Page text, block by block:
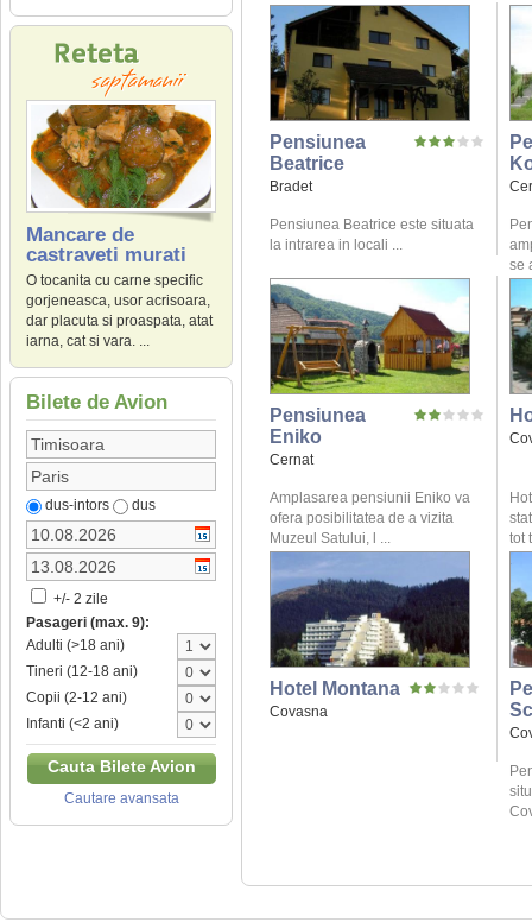
Mancare de
castraveti murati
O tocanita cu carne specific
gorjeneasca, usor acrisoara,
dar placuta si proaspata, atat
iarna, cat si vara. ...
Bilete de Avion
dus-intors dus
+/- 2 zile
Pasageri (max. 9):
Adulti (>18 ani)
Tineri (12-18 ani)
Copii (2-12 ani)
Infanti (<2 ani)
Cauta Bilete Avion
Cautare avansata
Pensiunea
Beatrice
Bradet
Pensiunea Beatrice este situata
la intrarea in locali ...
se
Pensiunea
Eniko
Cernat
Amplasarea pensiunii Eniko va
ofera posibilitatea de a vizita
Muzeul Satului, l ...
tot
Hotel Montana
Covasna